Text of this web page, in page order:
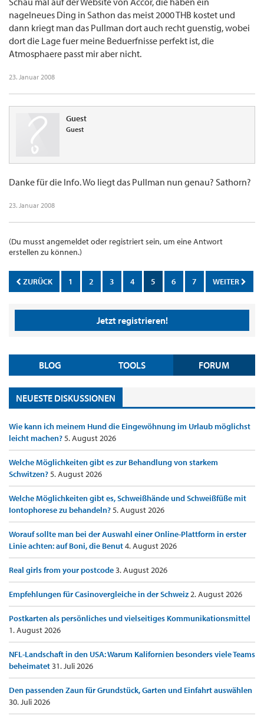
nagelneues Ding in Sathon das meist 2000 THB kostet und
dann kriegt man das Pullman dort auch recht guenstig, wobei
dort die Lage fuer meine Beduerfnisse perfekt ist, die
Atmosphaere passt mir aber nicht.
23. Januar 2008
Guest
Guest
Danke für die Info. Wo liegt das Pullman nun genau? Sathorn?
23. Januar 2008
(Du musst angemeldet oder registriert sein, um eine Antwort
erstellen zu können.)
ZURÜCK 1 2 3 4 5 6 7 WEITER
Jetzt registrieren!
BLOG TOOLS FORUM
NEUESTE DISKUSSIONEN
Wie kann ich meinem Hund die Eingewöhnung im Urlaub möglichst
leicht machen?5. August 2026
Welche Möglichkeiten gibt es zur Behandlung von starkem
Schwitzen?5. August 2026
Welche Möglichkeiten gibt es, Schweißhände und Schweißfüße mit
Iontophorese zu behandeln?5. August 2026
Worauf sollte man bei der Auswahl einer Online-Plattform in erster
Linie achten: auf Boni, die Benut4. August 2026
Real girls from your postcode3. August 2026
Empfehlungen für Casinovergleiche in der Schweiz2. August 2026
Postkarten als persönliches und vielseitiges Kommunikationsmittel
1. August 2026
NFL-Landschaft in den USA: Warum Kalifornien besonders viele Teams
beheimatet31. Juli 2026
Den passenden Zaun für Grundstück, Garten und Einfahrt auswählen
30. Juli 2026